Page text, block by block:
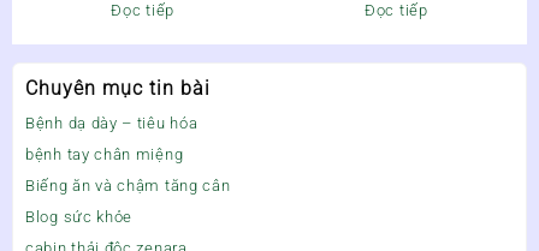
Chuyên mục tin bài
Bệnh dạ dày – tiêu hóa
bệnh tay chân miệng
Biếng ăn và chậm tăng cân
Blog sức khỏe
Đọc tiếp Đọc tiếp